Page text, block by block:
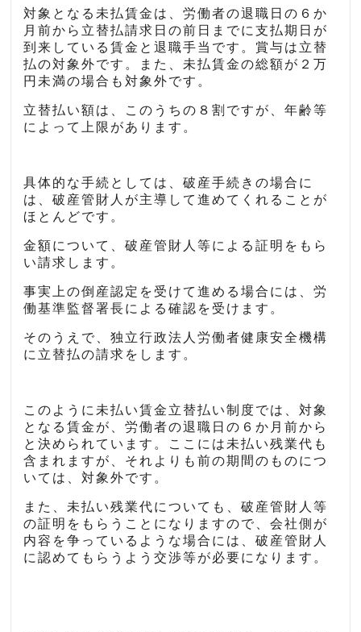
対象となる未払賃金は、労働者の退職日の６か
月前から立替払請求日の前日までに支払期日が
到来している賃金と退職手当です。賞与は立替
払の対象外です。また、未払賃金の総額が２万
円未満の場合も対象外です。
立替払い額は、このうちの８割ですが、年齢等
によって上限があります。
具体的な手続としては、破産手続きの場合に
は、破産管財人が主導して進めてくれることが
ほとんどです。
金額について、破産管財人等による証明をもら
い請求します。
事実上の倒産認定を受けて進める場合には、労
働基準監督署長による確認を受けます。
そのうえで、独立行政法人労働者健康安全機構
に立替払の請求をします。
このように未払い賃金立替払い制度では、対象
となる賃金が、労働者の退職日の６か月前から
と決められています。ここには未払い残業代も
含まれますが、それよりも前の期間のものにつ
いては、対象外です。
また、未払い残業代についても、破産管財人等
の証明をもらうことになりますので、会社側が
内容を争っているような場合には、破産管財人
に認めてもらうよう交渉等が必要になります。